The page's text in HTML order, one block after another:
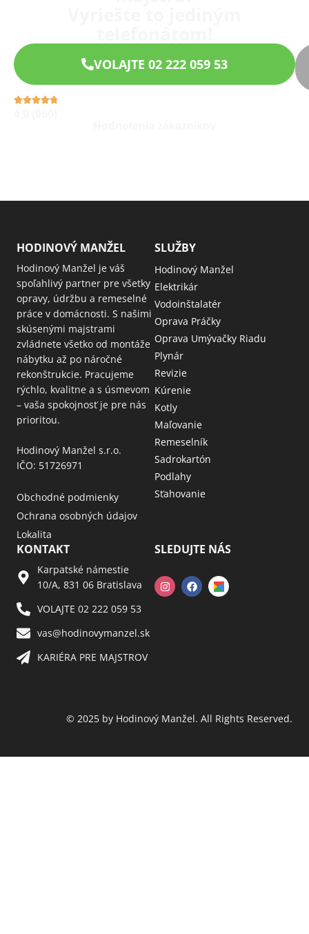
VOLAJTE 02 222 059 53
HODINOVÝ MANŽEL
Hodinový Manžel je váš
spoľahlivý partner pre všetky
opravy, údržbu a remeselné
práce v domácnosti. S našimi
skúsenými majstrami
zvládnete všetko od montáže
nábytku až po náročné
rekonštrukcie. Pracujeme
rýchlo, kvalitne a s úsmevom
– vaša spokojnosť je pre nás
prioritou.
Hodinový Manžel s.r.o.
IČO: 51726971
Obchodné podmienky
Ochrana osobných údajov
Lokalita
SLUŽBY
Hodinový Manžel
Elektrikár
Vodoinštalatér
Oprava Práčky
Oprava Umývačky Riadu
Plynár
Revizie
Kúrenie
Kotly
Maľovanie
Remeselník
Sadrokartón
Podlahy
Sťahovanie
KONTAKT
Karpatské námestie
10/A, 831 06 Bratislava
VOLAJTE 02 222 059 53​
vas@hodinovymanzel.sk​
KARIÉRA PRE MAJSTROV​
SLEDUJTE NÁS
© 2025 by Hodinový Manžel. All Rights Reserved.